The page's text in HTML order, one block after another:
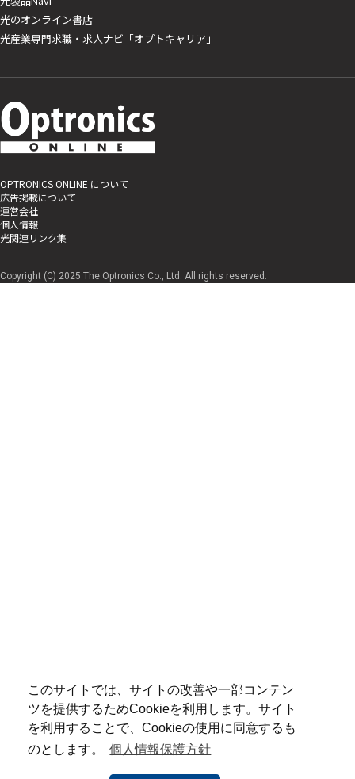
このサイトでは、サイトの改善や一部コンテン
ツを提供するためCookieを利用します。サイト
を利用することで、Cookieの使用に同意するも
のとします。
個人情報保護方針
光のオンライン書店
光産業専門求職・求人ナビ「オプトキャリア」
OPTRONICS ONLINE について
広告掲載について
運営会社
個人情報
光関連リンク集
Copyright (C) 2025 The Optronics Co., Ltd. All rights reserved.